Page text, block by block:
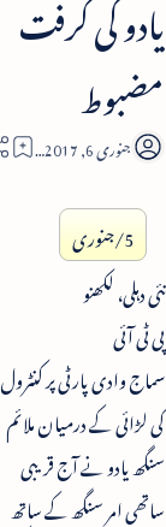
یادو کی گرفت
مضبوط
3
5/جنوری
نئی دہلی، لکھنو
پی ٹی آئی
سماج وادی پارٹی پر کنٹرول
کی لڑائی کے درمیان ملائم
سنگھ یادو نے آج قریبی
ساتھی امر سنگھ کے ساتھ